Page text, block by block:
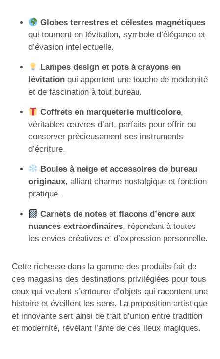
Globes terrestres et célestes magnétiques
qui tournent en lévitation, symbole d’élégance et
d’évasion intellectuelle.
Lampes design et pots à crayons en
lévitation qui apportent une touche de modernité
et de fascination à tout bureau.
Coffrets en marqueterie multicolore,
véritables œuvres d’art, parfaits pour offrir ou
conserver précieusement ses instruments
d’écriture.
Boules à neige et accessoires de bureau
originaux, alliant charme nostalgique et fonction
pratique.
Carnets de notes et flacons d’encre aux
nuances extraordinaires, répondant à toutes
les envies créatives et d’expression personnelle.
Cette richesse dans la gamme des produits fait de
ces magasins des destinations privilégiées pour tous
ceux qui veulent s’entourer d’objets qui racontent une
histoire et éveillent les sens. La proposition artistique
et innovante sert ainsi de trait d’union entre tradition
et modernité, révélant l’âme de ces lieux magiques.